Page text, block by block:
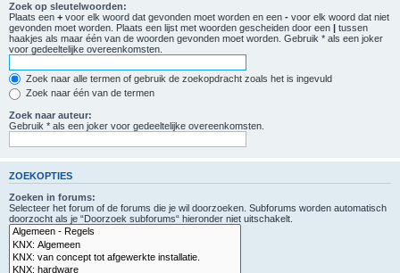
Zoek op sleutelwoorden:
Plaats een + voor elk woord dat gevonden moet worden en een - voor elk woord dat niet
gevonden moet worden. Plaats een lijst met woorden gescheiden door een | tussen
haakjes als maar één van de woorden gevonden moet worden. Gebruik * als een joker
voor gedeeltelijke overeenkomsten.
Zoek naar alle termen of gebruik de zoekopdracht zoals het is ingevuld
Zoek naar één van de termen
Zoek naar auteur:
Gebruik * als een joker voor gedeeltelijke overeenkomsten.
ZOEKOPTIES
Zoeken in forums:
Selecteer het forum of de forums die je wil doorzoeken. Subforums worden automatisch
doorzocht als je “Doorzoek subforums“ hieronder niet uitschakelt.